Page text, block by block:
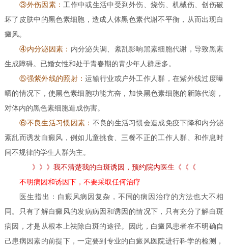
③外伤因素：工作中或生活中受到外伤、烧伤、机械伤、创伤破
坏了皮肤中的黑色素细胞，造成人体黑色素代谢不平衡，从而出现白
癜风。
④内分泌因素： 内分泌失调、紊乱影响黑素细胞代谢，导致黑素
生成障碍。已婚女性和处于青春期的青少年人群居多。
⑤强紫外线的照射：运输行业或户外工作人群，在紫外线过度曝
晒的情况下，使黑色素细胞功能亢奋，加快黑色素细胞的新陈代谢，
对体内的黑色素细胞造成伤害。
⑥不良生活习惯因素： 不良的生活习惯会造成免疫下降和内分泌
紊乱而诱发白癜风，例如儿童挑食、三餐不正的工作人群、和作息时
间不规律的学生人群为主。
》》》我不清楚我的白斑诱因，预约院内医生《《《
不明病因和诱因下，不要采取任何治疗
医生指出：白癜风病因复杂，不同的病因治疗的方法也大不相
同。只有了解白癜风的发病病因和诱因的情况下，只有充分了解白斑
病因，才是从根本上祛除白斑的途径。因此，白癜风患者在不明确自
己患病因素的前提下，一定要到专业的白癜风医院进行科学的检测，